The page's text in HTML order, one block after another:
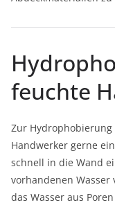
feuchte
Zur Hydrophobierung
Handwerker gerne
schnell in die Wand
vorhandenen Wasser
das Wasser aus